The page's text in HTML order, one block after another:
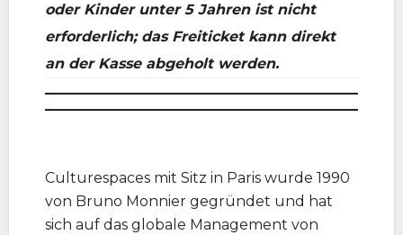
oder Kinder unter 5 Jahren ist nicht
erforderlich; das Freiticket kann direkt
an der Kasse abgeholt werden.
Culturespaces mit Sitz in Paris wurde 1990
von Bruno Monnier gegründet und hat
sich auf das globale Management von